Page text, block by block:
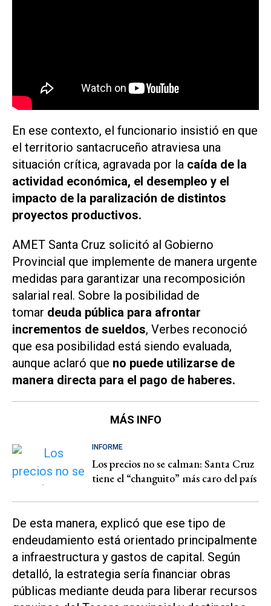
En ese contexto, el funcionario insistió en que
el territorio santacruceño atraviesa una
situación crítica, agravada por la caída de la
actividad económica, el desempleo y el
impacto de la paralización de distintos
proyectos productivos.
AMET Santa Cruz solicitó al Gobierno
Provincial que implemente de manera urgente
medidas para garantizar una recomposición
salarial real. Sobre la posibilidad de
tomar deuda pública para afrontar
incrementos de sueldos, Verbes reconoció
que esa posibilidad está siendo evaluada,
aunque aclaró que no puede utilizarse de
manera directa para el pago de haberes.
MÁS INFO
INFORME
Los precios no se calman: Santa Cruz
tiene el “changuito” más caro del país
De esta manera, explicó que ese tipo de
endeudamiento está orientado principalmente
a infraestructura y gastos de capital. Según
detalló, la estrategia sería financiar obras
públicas mediante deuda para liberar recursos